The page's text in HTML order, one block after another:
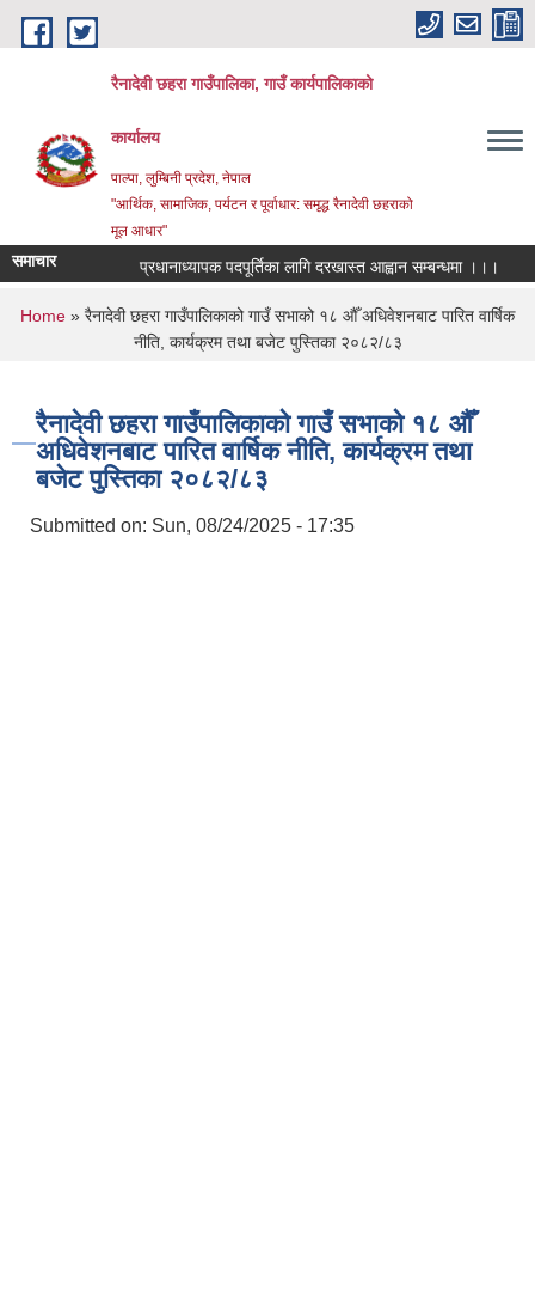
Skip to main content
रैनादेवी छहरा गाउँपालिका, गाउँ कार्यपालिकाको
कार्यालय
पाल्पा, लुम्बिनी प्रदेश, नेपाल
"आर्थिक, सामाजिक, पर्यटन र पूर्वाधार: समृद्ध रैनादेवी छहराको
मूल आधार"
समाचार प्रधानाध्यापक पदपूर्तिका लागि दरखास्त आह्वान सम्बन्धमा ।।। सरुवा
You are here
Home » रैनादेवी छहरा गाउँपालिकाको गाउँ सभाको १८ औँ अधिवेशनबाट पारित वार्षिक
नीति, कार्यक्रम तथा बजेट पुस्तिका २०८२/८३
रैनादेवी छहरा गाउँपालिकाको गाउँ सभाको १८ औँ
अधिवेशनबाट पारित वार्षिक नीति, कार्यक्रम तथा
बजेट पुस्तिका २०८२/८३
Submitted on: Sun, 08/24/2025 - 17:35